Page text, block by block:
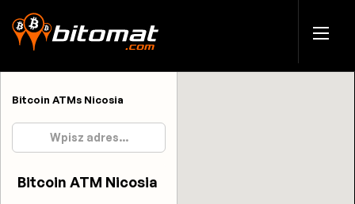
Bitcoin ATMs Nicosia
Bitcoin ATM Nicosia